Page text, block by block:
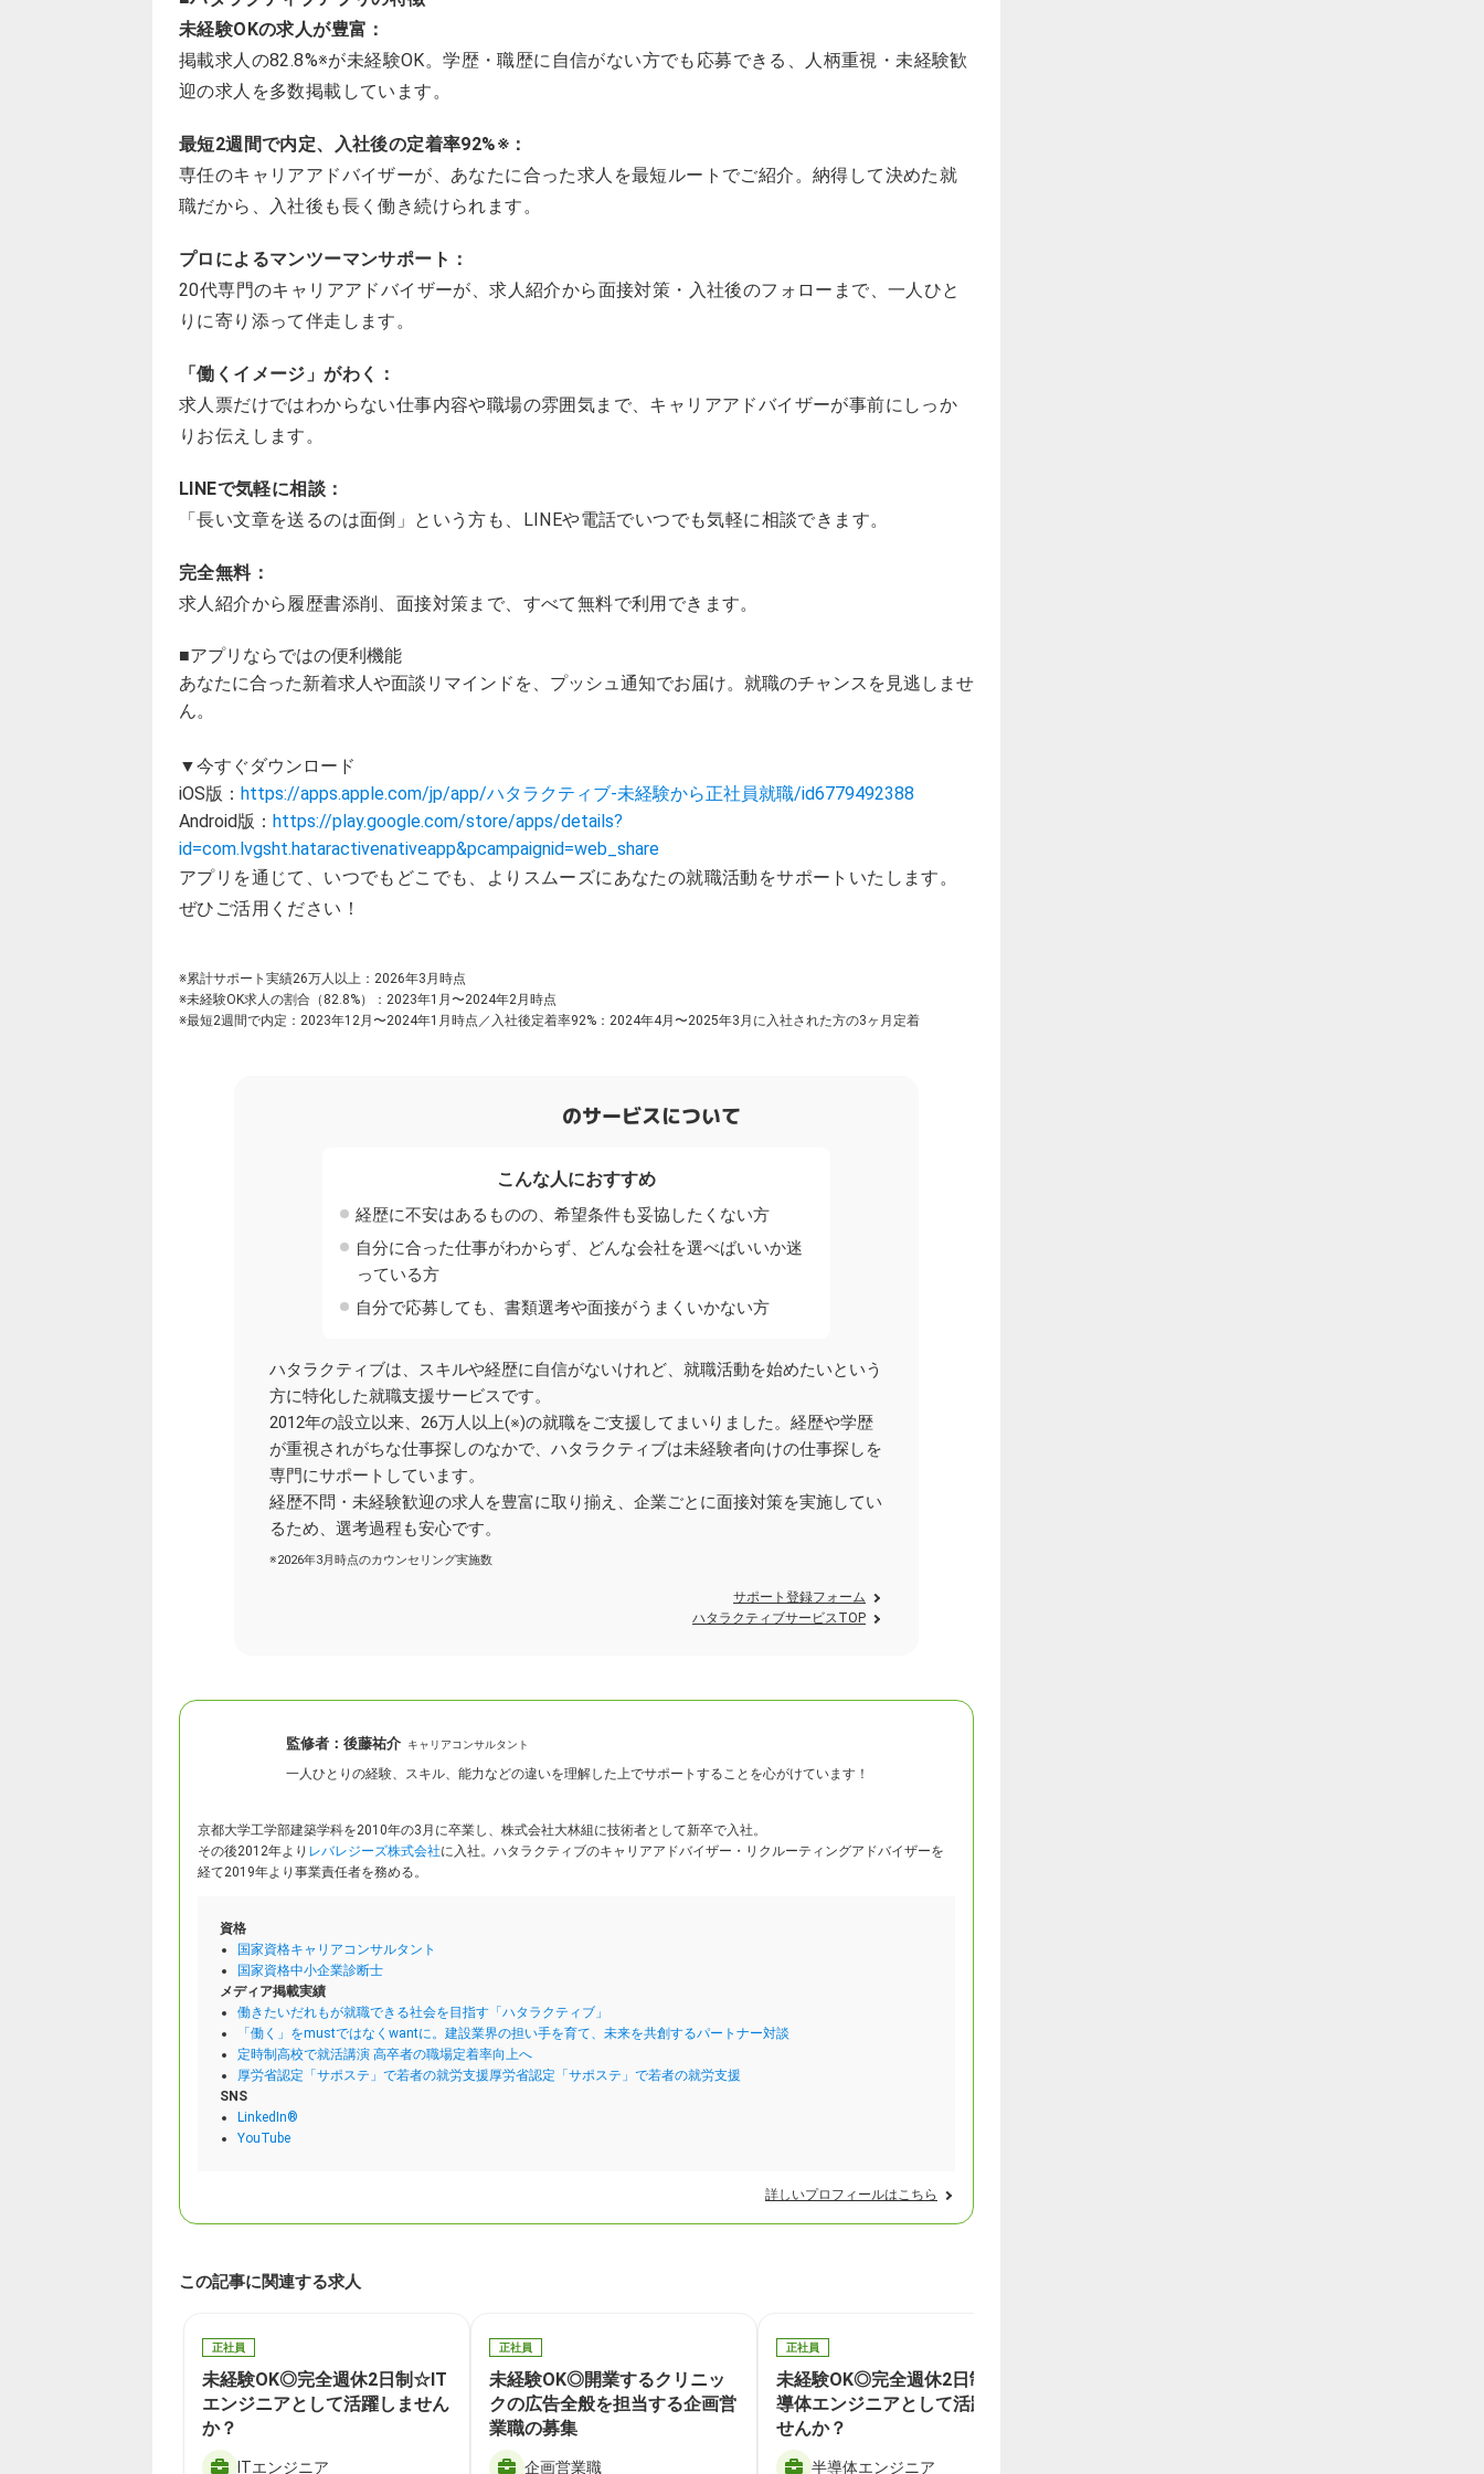
未経験OKの求人が豊富：
掲載求人の82.8%※が未経験OK。学歴・職歴に自信がない方でも応募できる、人柄重視・未経験歓
迎の求人を多数掲載しています。
最短2週間で内定、入社後の定着率92%※：
専任のキャリアアドバイザーが、あなたに合った求人を最短ルートでご紹介。納得して決めた就
職だから、入社後も長く働き続けられます。
プロによるマンツーマンサポート：
20代専門のキャリアアドバイザーが、求人紹介から面接対策・入社後のフォローまで、一人ひと
りに寄り添って伴走します。
「働くイメージ」がわく：
求人票だけではわからない仕事内容や職場の雰囲気まで、キャリアアドバイザーが事前にしっか
りお伝えします。
LINEで気軽に相談：
「長い文章を送るのは面倒」という方も、LINEや電話でいつでも気軽に相談できます。
完全無料：
求人紹介から履歴書添削、面接対策まで、すべて無料で利用できます。
■アプリならではの便利機能
あなたに合った新着求人や面談リマインドを、プッシュ通知でお届け。就職のチャンスを見逃しませ
ん。
▼今すぐダウンロード
iOS版： https://apps.apple.com/jp/app/ハタラクティブ-未経験から正社員就職/id6779492388
Android版： https://play.google.com/store/apps/details?
id=com.lvgsht.hataractivenativeapp&pcampaignid=web_share
アプリを通じて、いつでもどこでも、よりスムーズにあなたの就職活動をサポートいたします。
ぜひご活用ください！
※累計サポート実績26万人以上：2026年3月時点
※未経験OK求人の割合（82.8%）：2023年1月〜2024年2月時点
※最短2週間で内定：2023年12月〜2024年1月時点／入社後定着率92%：2024年4月〜2025年3月に入社された方の3ヶ月定着
のサービスについて
こんな人におすすめ
経歴に不安はあるものの、希望条件も妥協したくない方
自分に合った仕事がわからず、どんな会社を選べばいいか迷
っている方
自分で応募しても、書類選考や面接がうまくいかない方
ハタラクティブは、スキルや経歴に自信がないけれど、就職活動を始めたいという
方に特化した就職支援サービスです。
2012年の設立以来、26万人以上(※)の就職をご支援してまいりました。経歴や学歴
が重視されがちな仕事探しのなかで、ハタラクティブは未経験者向けの仕事探しを
専門にサポートしています。
経歴不問・未経験歓迎の求人を豊富に取り揃え、企業ごとに面接対策を実施してい
るため、選考過程も安心です。
※2026年3月時点のカウンセリング実施数
サポート登録フォーム
ハタラクティブサービスTOP
監修者： 後藤祐介 キャリアコンサルタント
一人ひとりの経験、スキル、能力などの違いを理解した上でサポートすることを心がけています！
京都大学工学部建築学科を2010年の3月に卒業し、株式会社大林組に技術者として新卒で入社。
その後2012年より レバレジーズ株式会社に入社。ハタラクティブのキャリアアドバイザー・リクルーティングアドバイザーを
経て2019年より事業責任者を務める。
資格
国家資格キャリアコンサルタント
国家資格中小企業診断士
メディア掲載実績
働きたいだれもが就職できる社会を目指す「ハタラクティブ」
「働く」をmustではなくwantに。建設業界の担い手を育て、未来を共創するパートナー対談
定時制高校で就活講演 高卒者の職場定着率向上へ
厚労省認定「サポステ」で若者の就労支援厚労省認定「サポステ」で若者の就労支援
SNS
LinkedIn®
YouTube
詳しいプロフィールはこちら
この記事に関連する求人
正社員
未経験OK◎完全週休2日制☆IT
エンジニアとして活躍しません
か？
ITエンジニア
正社員
未経験OK◎開業するクリニッ
クの広告全般を担当する企画営
業職の募集
企画営業職
正社員
未経験OK◎完全週休2日制☆半
導体エンジニアとして活躍しま
せんか？
半導体エンジニア